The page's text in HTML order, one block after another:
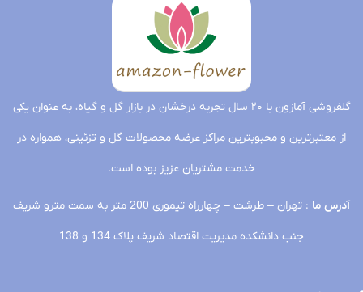
گلفروشی آمازون با ۲۰ سال تجربه درخشان در بازار گل و گیاه، به عنوان یکی
از معتبرترین و محبوبترین مراکز عرضه محصولات گل و تزئینی، همواره در
خدمت مشتریان عزیز بوده است.
آدرس ما
: تهران – طرشت – چهارراه تیموری 200 متر به سمت مترو شریف
جنب دانشکده مدیریت اقتصاد شریف پلاک 134 و 138